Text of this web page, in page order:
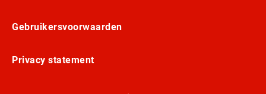
Gebruikersvoorwaarden
Privacy statement